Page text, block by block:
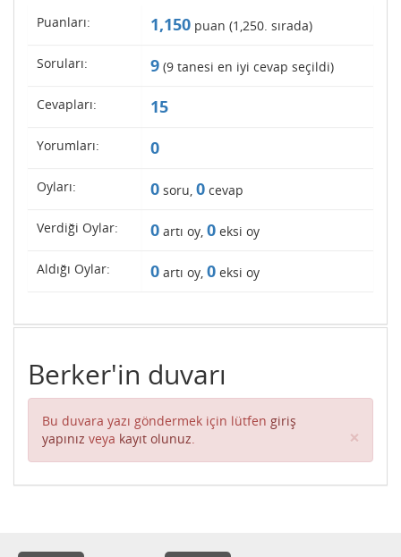
Puanları: 1,150 puan (1,250. sırada)
Soruları: 9 (9 tanesi en iyi cevap seçildi)
Cevapları: 15
Yorumları: 0
Oyları: 0 soru, 0 cevap
Verdiği Oylar: 0 artı oy, 0 eksi oy
Aldığı Oylar: 0 artı oy, 0 eksi oy
Berker'in duvarı
Bu duvara yazı göndermek için lütfen giriş
yapınız veya kayıt olunuz. ×